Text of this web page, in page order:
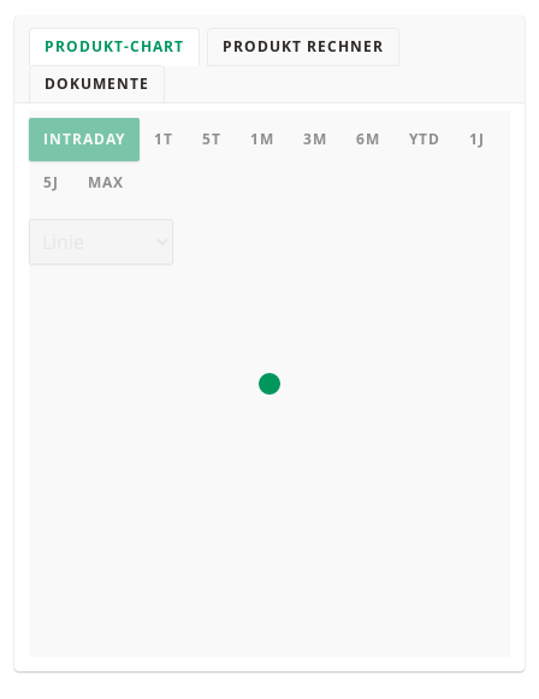
PRODUKT-CHART
PRODUKT RECHNER
DOKUMENTE
Chart
INTRADAY 1T 5T 1M 3M 6M YTD 1J
5J MAX
NEUER REFERENZKURS STÜCKZAHL
BROSCHÜRE